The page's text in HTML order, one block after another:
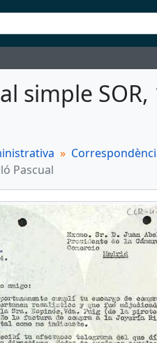
simple SOR,
Pascual